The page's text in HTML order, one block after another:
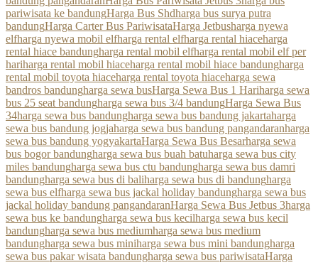
pariwisata ke bandungHarga Bus Shdharga bus surya putra
bandungHarga Carter Bus PariwisataHarga Jetbusharga nyewa
elfharga nyewa mobil elfharga rental elfharga rental hiaceharga
rental hiace bandungharga rental mobil elfharga rental mobil elf per
hariharga rental mobil hiaceharga rental mobil hiace bandungharga
rental mobil toyota hiaceharga rental toyota hiaceharga sewa
bandros bandungharga sewa busHarga Sewa Bus 1 Hariharga sewa
bus 25 seat bandungharga sewa bus 3/4 bandungHarga Sewa Bus
34harga sewa bus bandungharga sewa bus bandung jakartaharga
sewa bus bandung jogjaharga sewa bus bandung pangandaranharga
sewa bus bandung yogyakartaHarga Sewa Bus Besarharga sewa
bus bogor bandungharga sewa bus buah batuharga sewa bus city
miles bandungharga sewa bus ctu bandungharga sewa bus damri
bandungharga sewa bus di baliharga sewa bus di bandungharga
sewa bus elfharga sewa bus jackal holiday bandungharga sewa bus
jackal holiday bandung pangandaranHarga Sewa Bus Jetbus 3harga
sewa bus ke bandungharga sewa bus kecilharga sewa bus kecil
bandungharga sewa bus mediumharga sewa bus medium
bandungharga sewa bus miniharga sewa bus mini bandungharga
sewa bus pakar wisata bandungharga sewa bus pariwisataHarga